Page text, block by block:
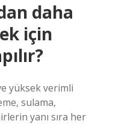
daha
için
yüksek verimli
sulama,
yanı sıra her